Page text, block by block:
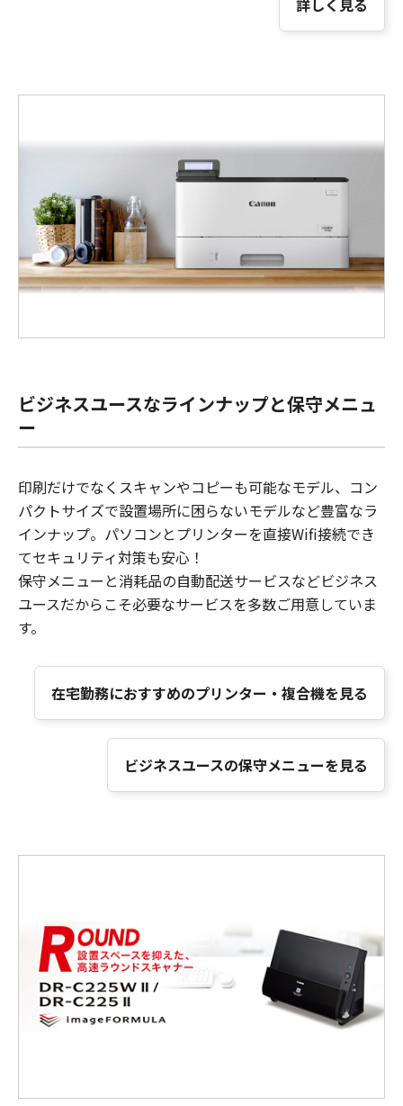
詳しく見る
ビジネスユースなラインナップと保守メニュ
ー
印刷だけでなくスキャンやコピーも可能なモデル、コン
パクトサイズで設置場所に困らないモデルなど豊富なラ
インナップ。パソコンとプリンターを直接Wifi接続でき
てセキュリティ対策も安心！
保守メニューと消耗品の自動配送サービスなどビジネス
ユースだからこそ必要なサービスを多数ご用意していま
す。
在宅勤務におすすめのプリンター・複合機を見る
ビジネスユースの保守メニューを見る